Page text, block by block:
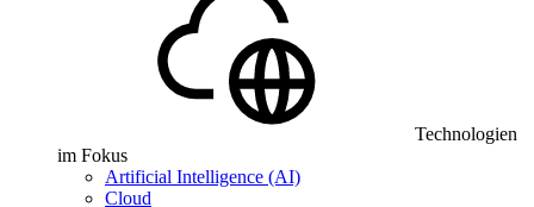
Technologien
im Fokus
Artificial Intelligence (AI)
Cloud